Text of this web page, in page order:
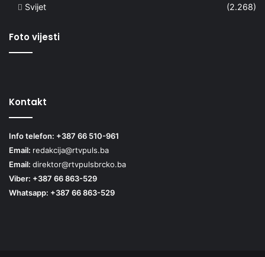
Svijet
(2.268)
Foto vijesti
Kontakt
Info telefon: +387 66 510-961
Email: redakcija@rtvpuls.ba
Email: direktor@rtvpulsbrcko.ba
Viber: +387 66 863-529
Whatsapp: +387 66 863-529